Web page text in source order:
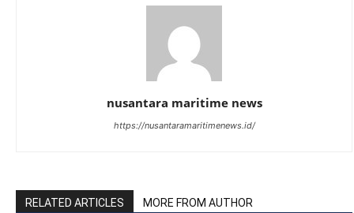
nusantara maritime news
https://nusantaramaritimenews.id/
RELATED ARTICLES MORE FROM AUTHOR